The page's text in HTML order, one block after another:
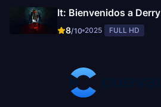
It: Bienvenidos a Derry
8/10 2025 FULL HD